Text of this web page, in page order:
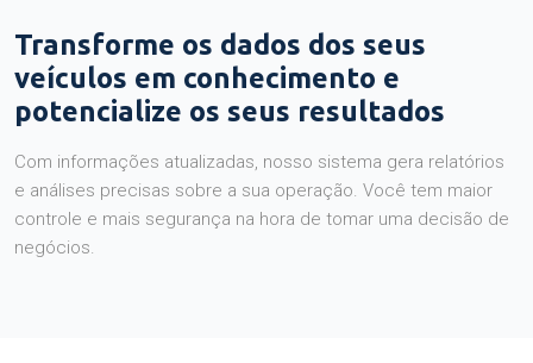
Transforme os dados dos seus
veículos em conhecimento e
potencialize os seus resultados
Com informações atualizadas, nosso sistema gera relatórios
e análises precisas sobre a sua operação. Você tem maior
controle e mais segurança na hora de tomar uma decisão de
negócios.